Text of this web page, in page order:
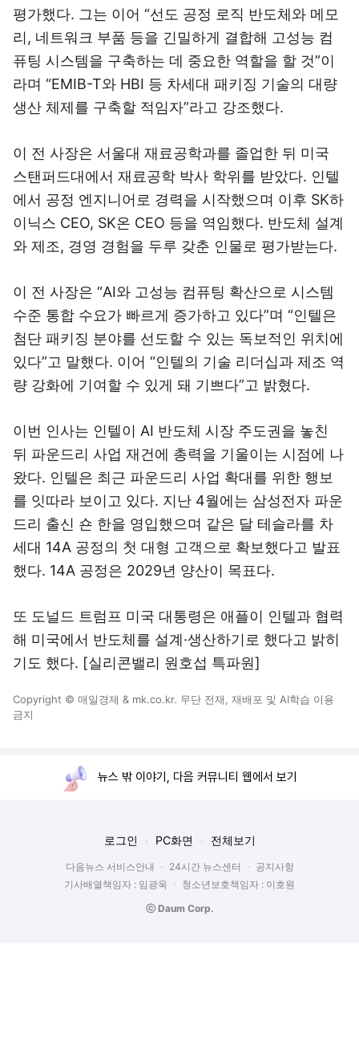
평가했다. 그는 이어 “선도 공정 로직 반도체와 메모
리, 네트워크 부품 등을 긴밀하게 결합해 고성능 컴
퓨팅 시스템을 구축하는 데 중요한 역할을 할 것”이
라며 “EMIB-T와 HBI 등 차세대 패키징 기술의 대량
생산 체제를 구축할 적임자”라고 강조했다.
이 전 사장은 서울대 재료공학과를 졸업한 뒤 미국
스탠퍼드대에서 재료공학 박사 학위를 받았다. 인텔
에서 공정 엔지니어로 경력을 시작했으며 이후 SK하
이닉스 CEO, SK온 CEO 등을 역임했다. 반도체 설계
와 제조, 경영 경험을 두루 갖춘 인물로 평가받는다.
이 전 사장은 “AI와 고성능 컴퓨팅 확산으로 시스템
수준 통합 수요가 빠르게 증가하고 있다”며 “인텔은
첨단 패키징 분야를 선도할 수 있는 독보적인 위치에
있다”고 말했다. 이어 “인텔의 기술 리더십과 제조 역
량 강화에 기여할 수 있게 돼 기쁘다”고 밝혔다.
이번 인사는 인텔이 AI 반도체 시장 주도권을 놓친
뒤 파운드리 사업 재건에 총력을 기울이는 시점에 나
왔다. 인텔은 최근 파운드리 사업 확대를 위한 행보
를 잇따라 보이고 있다. 지난 4월에는 삼성전자 파운
드리 출신 숀 한을 영입했으며 같은 달 테슬라를 차
세대 14A 공정의 첫 대형 고객으로 확보했다고 발표
했다. 14A 공정은 2029년 양산이 목표다.
또 도널드 트럼프 미국 대통령은 애플이 인텔과 협력
해 미국에서 반도체를 설계·생산하기로 했다고 밝히
기도 했다. [실리콘밸리 원호섭 특파원]
Copyright © 매일경제 & mk.co.kr. 무단 전재, 재배포 및 AI학습 이용
금지
뉴스 밖 이야기, 다음 커뮤니티 웹에서 보기
로그인 PC화면 전체보기
다음뉴스 서비스안내 24시간 뉴스센터
공지사항
기사배열책임자 : 임광욱
청소년보호책임자 : 이호원
ⓒ Daum Corp.